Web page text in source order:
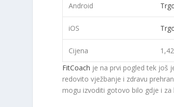
Android
iOS
Cijena
FitCoach je na prvi pogled tek još
redovito vježbanje i zdravu
mogu izvoditi gotovo bilo gdje i